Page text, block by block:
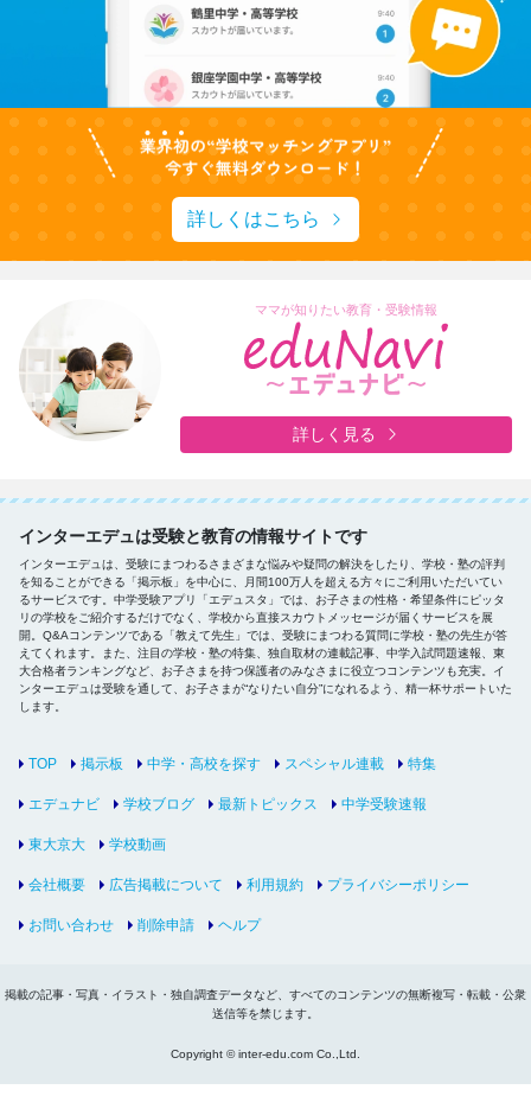
詳しくはこちら
ママが知りたい教育・受験情報
詳しく見る
インターエデュは受験と教育の情報サイトです
インターエデュは、受験にまつわるさまざまな悩みや疑問の解決をしたり、学校・塾の評判
を知ることができる「掲示板」を中心に、月間100万人を超える方々にご利用いただいてい
るサービスです。中学受験アプリ「エデュスタ」では、お子さまの性格・希望条件にピッタ
リの学校をご紹介するだけでなく、学校から直接スカウトメッセージが届くサービスを展
開。Q&Aコンテンツである「教えて先生」では、受験にまつわる質問に学校・塾の先生が答
えてくれます。また、注目の学校・塾の特集、独自取材の連載記事、中学入試問題速報、東
大合格者ランキングなど、お子さまを持つ保護者のみなさまに役立つコンテンツも充実。イ
ンターエデュは受験を通して、お子さまが“なりたい自分”になれるよう、精一杯サポートいた
します。
TOP 掲示板 中学・高校を探す スペシャル連載 特集
エデュナビ 学校ブログ 最新トピックス 中学受験速報
東大京大 学校動画
会社概要 広告掲載について 利用規約 プライバシーポリシー
お問い合わせ 削除申請 ヘルプ
掲載の記事・写真・イラスト・独自調査データなど、すべてのコンテンツの無断複写・転載・公衆
送信等を禁じます。
Copyright © inter-edu.com Co.,Ltd.